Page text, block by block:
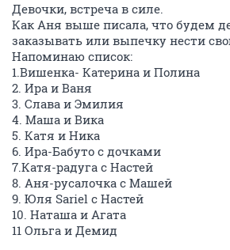
Девочки, встреча в силе.
Как Аня выше писала, что будем
заказывать или выпечку нести
Напоминаю список:
1.Вишенка- Катерина и Полина
2. Ира и Ваня
3. Слава и Эмилия
4. Маша и Вика
5. Катя и Ника
6. Ира-Бабуто с дочками
7.Катя-радуга с Настей
8. Аня-русалочка с Машей
9. Юля Sariel c Настей
10. Наташа и Агата
11 Ольга и Демид